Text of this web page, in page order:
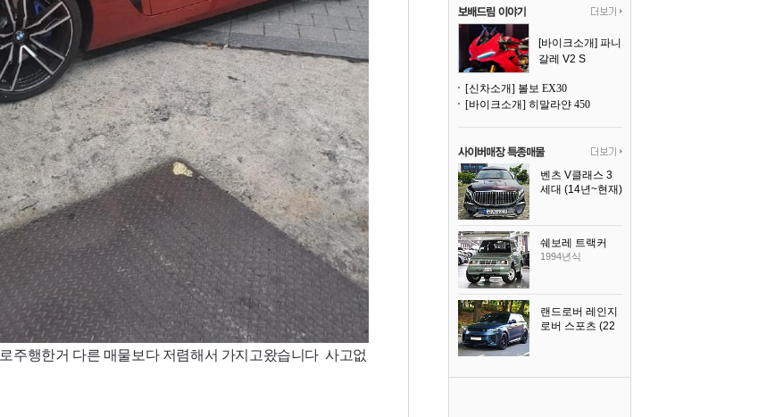
행한거 다른 매물보다 저렴해서 가지고왔습니다 사고없
[바이크소개] 파니
갈레 V2 S
[신차소개] 볼보 EX30
[바이크소개] 히말라얀 450
벤츠 V클래스 3
세대 (14년~현재)
쉐보레 트랙커
1994년식
랜드로버 레인지
로버 스포츠 (22